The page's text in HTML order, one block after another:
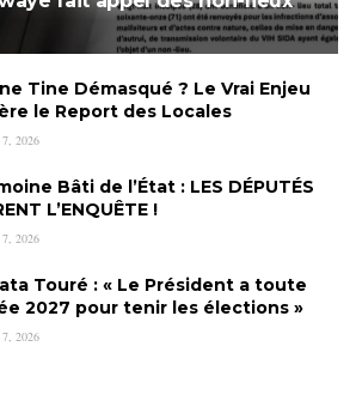
Tine Démasqué ? Le Vrai Enjeu
le Report des Locales
2026
Bâti de l’État : LES DÉPUTÉS
L’ENQUÊTE !
2026
Touré : « Le Président a toute
2027 pour tenir les élections »
2026